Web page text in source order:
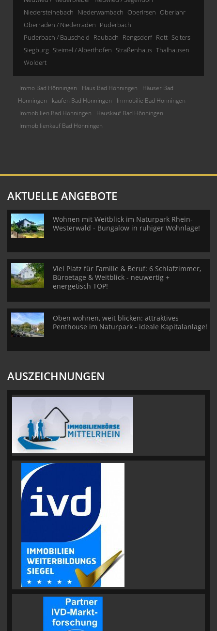
Niedersteinebach Niederwambach Oberirsen Oberlahr
Oberraden / Niederraden Puderbach
Puderbach / Bauscheid Raubach Rengsdorf Rott Selters
Siegburg Steimel / Alberthofen Straßenhaus Thalhausen
Woldert
Immo Bad Hönningen Haus Bad Hönningen
Häuser Bad
Hönningen
kaufen Bad Hönningen
Immobilie Bad Hönningen
Immobilien Bad Hönningen
Hauskauf Bad Hönningen
Immobilienkauf Bad Hönningen
AKTUELLE ANGEBOTE
Wohnen mit Weitblick im Naturpark Rhein-
Westerwald - Bungalow in ruhiger Wohnlage!
Viel Platz für Familie & Beruf: 6 Schlafzimmer,
Büroetage & Weitblick - neuwertig +
energetisch TOP!
Oben wohnen, weit blicken: attraktives
Penthouse im Naturpark - ideale Kapitalanlage!
AUSZEICHNUNGEN